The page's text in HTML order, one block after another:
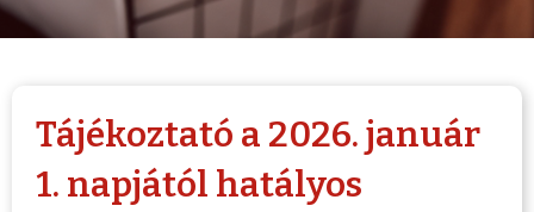
Tájékoztató a 2026. január
1. napjától hatályos